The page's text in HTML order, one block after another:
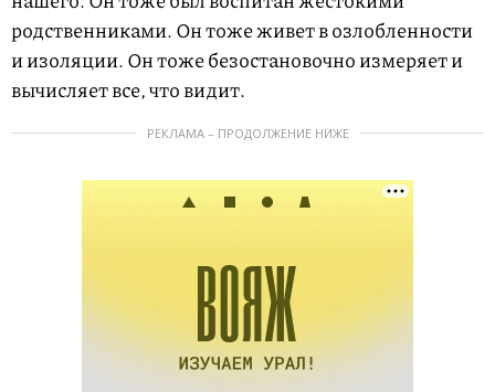
родственниками. Он тоже живет в озлобленности
и изоляции. Он тоже безостановочно измеряет и
вычисляет все, что видит.
РЕКЛАМА – ПРОДОЛЖЕНИЕ НИЖЕ